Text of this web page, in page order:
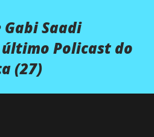
Gabi Saadi
Policast do
(27)